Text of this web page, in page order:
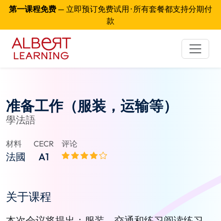
第一课程免费 — 立即预订免费试用 · 所有套餐都支持分期付
款
准备工作（服装，运输等）
學法語
材料
法國
CECR
A1
评论
关于课程